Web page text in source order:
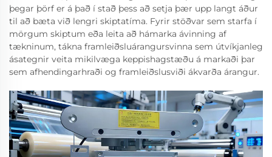
þegar þörf er á það í stað þess að setja þær upp langt áður
til að bæta við lengri skiptatíma. Fyrir stöðvar sem starfa í
mörgum skiptum eða leita að hámarka ávinning af
tækninum, tákna framleiðsluárangursvinna sem útvíkjanleg
ásategnir veita mikilvæga keppishagstæðu á markaði þar
sem afhendingarhraði og framleiðslusviði ákvarða árangur.